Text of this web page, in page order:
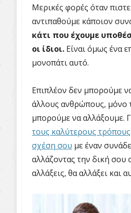
Μερικές φορές όταν
αντιπαθούμε κάποιον
κάτι που έχουμε
οι ίδιοι. Είναι όμως ένα
μονοπάτι αυτό.
Επιπλέον δεν μπορούμε
άλλους ανθρώπους, μόνο
μπορούμε να αλλάξουμε.
τους καλύτερους
σχέση σου με έναν
αλλάζοντας την δική σου
αλλάξεις, θα αλλάξει και